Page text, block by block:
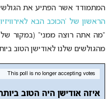
המתמודד אשר הפתיע את
הראשון של ‘הכוכב הבא לאירוויזיון
“מה אתה רוצה ממני” (במקור של
מהגולשים שלנו לאודישן הטוב
This poll is no longer accepting votes
איזה אודישן היה הטוב